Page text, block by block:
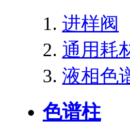
进样阀
通用耗
液相色
色谱柱